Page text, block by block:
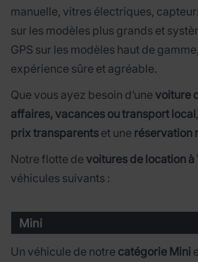
manuelle, vitres électriques,
sur les modèles plus grands et
GPS sur les modèles haut de
expérience sûre et agréable.
Que vous ayez besoin d’une voiture
affaires, vacances ou transport local
prix transparents et une réservation
Notre flotte de voitures de location à
véhicules suivants :
Mini
Un véhicule de notre catégorie Mini